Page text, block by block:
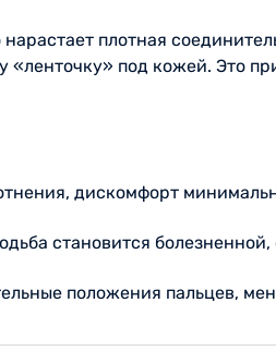
плотная
«ленточку» под кожей. Это
дискомфорт
становится
положения пальцев,